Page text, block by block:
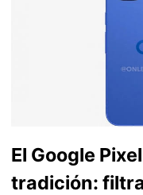
El Google
tradición: